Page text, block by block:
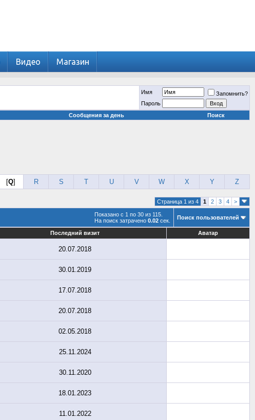
Видео Магазин
Имя
Запомнить?
Пароль
Сообщения за день Поиск
[Q] R S T U V W X Y Z
Страница 1 из 4 1 2 3 4 >
Показано с 1 по 30 из 115.
На поиск затрачено 0.02 сек. Поиск пользователей
Последний визит Аватар
20.07.2018
30.01.2019
17.07.2018
20.07.2018
02.05.2018
25.11.2024
30.11.2020
18.01.2023
11.01.2022